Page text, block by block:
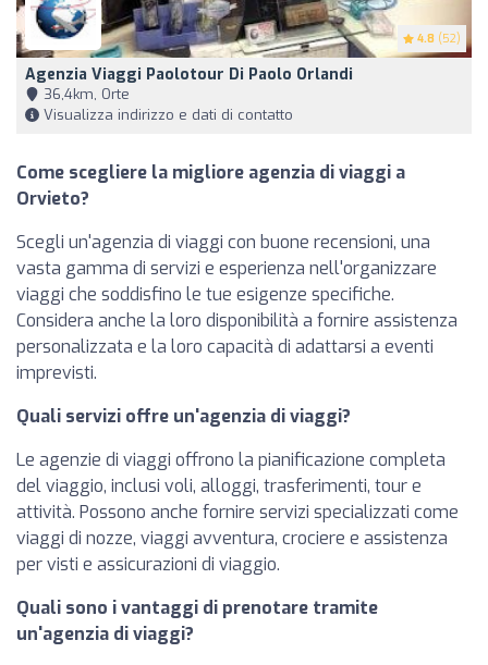
4.8 (52)
Agenzia Viaggi Paolotour Di Paolo Orlandi
36,4km, Orte
Visualizza indirizzo e dati di contatto
Come scegliere la migliore agenzia di viaggi a
Orvieto?
Scegli un'agenzia di viaggi con buone recensioni, una
vasta gamma di servizi e esperienza nell'organizzare
viaggi che soddisfino le tue esigenze specifiche.
Considera anche la loro disponibilità a fornire assistenza
personalizzata e la loro capacità di adattarsi a eventi
imprevisti.
Quali servizi offre un'agenzia di viaggi?
Le agenzie di viaggi offrono la pianificazione completa
del viaggio, inclusi voli, alloggi, trasferimenti, tour e
attività. Possono anche fornire servizi specializzati come
viaggi di nozze, viaggi avventura, crociere e assistenza
per visti e assicurazioni di viaggio.
Quali sono i vantaggi di prenotare tramite
un'agenzia di viaggi?